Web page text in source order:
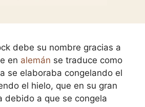
debe su nombre gracias a
en alemán se traduce como
se elaboraba congelando el
el hielo, que en su gran
debido a que se congela